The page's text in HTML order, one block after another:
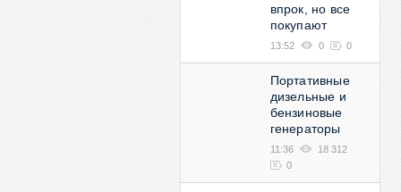
впрок, но все
покупают
13:52 0 0
Портативные
дизельные и
бензиновые
генераторы
11:36
18 312
0